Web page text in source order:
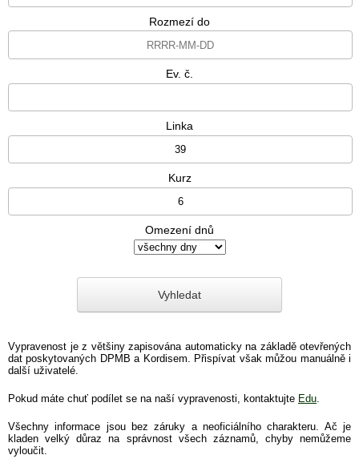
Rozmezí do
Ev. č.
Linka
Kurz
Omezení dnů
Vypravenost je z většiny zapisována automaticky na základě otevřených
dat poskytovaných DPMB a Kordisem. Přispívat však můžou manuálně i
další uživatelé.
Pokud máte chuť podílet se na naší vypravenosti, kontaktujte Edu
Všechny informace jsou bez záruky a neoficiálního charakteru. Ač je
kladen velký důraz na správnost všech záznamů, chyby nemůžeme
vyloučit.